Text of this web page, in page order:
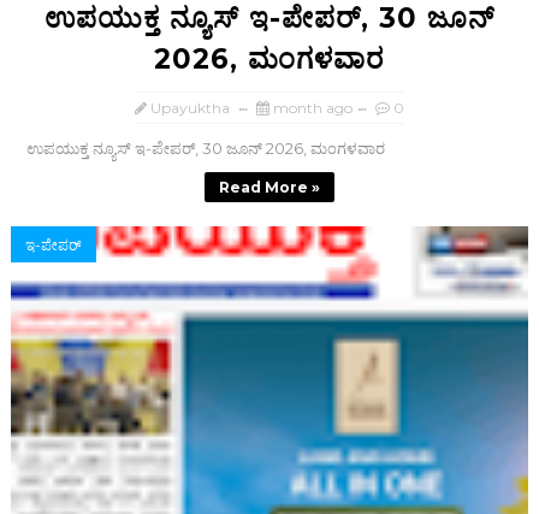
ಉಪಯುಕ್ತ ನ್ಯೂಸ್ ಇ-ಪೇಪರ್, 30 ಜೂನ್
2026, ಮಂಗಳವಾರ
Upayuktha month ago 0
ಉಪಯುಕ್ತ ನ್ಯೂಸ್ ಇ-ಪೇಪರ್, 30 ಜೂನ್ 2026, ಮಂಗಳವಾರ
Read More »
ಇ-ಪೇಪರ್‌